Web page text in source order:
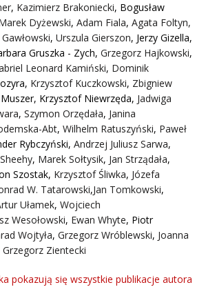
, Kazimierz Brakoniecki, Bogusław
Dyżewski, Adam Fiala, Agata Foltyn,
, Urszula Gierszon, Jerzy Gizella,
Gruszka - Zych, Grzegorz Hajkowski,
Leonard Kamiński, Dominik
, Krzysztof Kuczkowski, Zbigniew
, Krzysztof Niewrzęda, Jadwiga
, Szymon Orzędała, Janina
Abt, Wilhelm Ratuszyński, Paweł
Rybczyński, Andrzej Juliusz Sarwa,
, Marek Sołtysik, Jan Strządała,
Szostak, Krzysztof Śliwka, Józefa
W. Tatarowski,Jan Tomkowski,
Ułamek, Wojciech
Wesołowski, Ewan Whyte, Piotr
Wojtyła, Grzegorz Wróblewski, Joanna
Grzegorz Zientecki
pokazują się wszystkie publikacje autora